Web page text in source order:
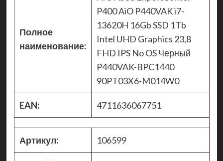
Полное
наименование:
P400 AiO P440VAK i7-
13620H 16Gb SSD 1Tb
Intel UHD Graphics 23,8
FHD IPS No OS Черный
P440VAK-BPC1440
90PT03X6-M014W0
EAN: 4711636067751
Артикул: 106599